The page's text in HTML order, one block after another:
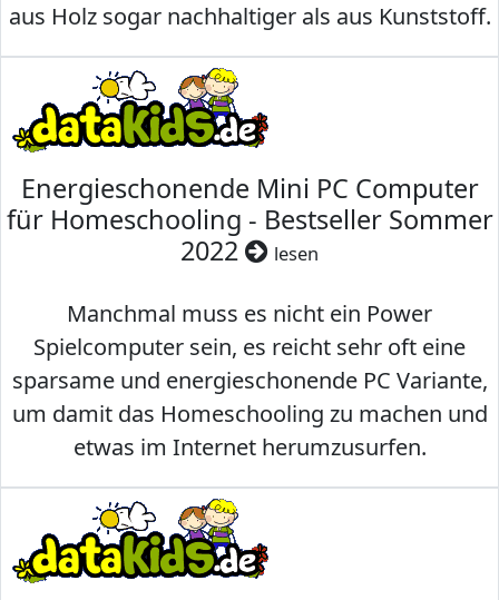
aus Holz sogar nachhaltiger als aus Kunststoff.
Energieschonende Mini PC Computer
für Homeschooling - Bestseller Sommer
2022
lesen
Manchmal muss es nicht ein Power
Spielcomputer sein, es reicht sehr oft eine
sparsame und energieschonende PC Variante,
um damit das Homeschooling zu machen und
etwas im Internet herumzusurfen.